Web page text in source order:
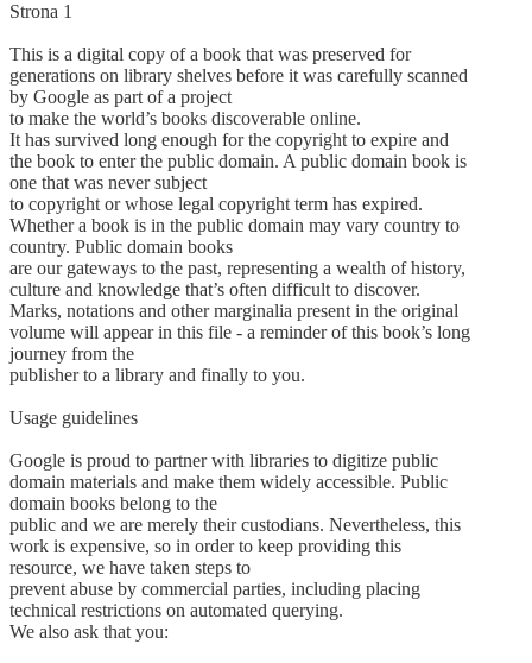
Strona 1
This is a digital copy of a book that was preserved for
generations on library shelves before it was carefully scanned
by Google as part of a project
to make the world’s books discoverable online.
It has survived long enough for the copyright to expire and
the book to enter the public domain. A public domain book is
one that was never subject
to copyright or whose legal copyright term has expired.
Whether a book is in the public domain may vary country to
country. Public domain books
are our gateways to the past, representing a wealth of history,
culture and knowledge that’s often difficult to discover.
Marks, notations and other marginalia present in the original
volume will appear in this file - a reminder of this book’s long
journey from the
publisher to a library and finally to you.
Usage guidelines
Google is proud to partner with libraries to digitize public
domain materials and make them widely accessible. Public
domain books belong to the
public and we are merely their custodians. Nevertheless, this
work is expensive, so in order to keep providing this
resource, we have taken steps to
prevent abuse by commercial parties, including placing
technical restrictions on automated querying.
We also ask that you: